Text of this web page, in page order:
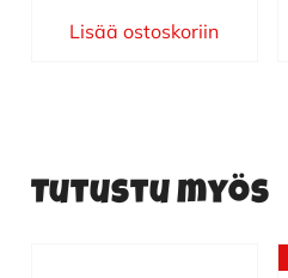
Lisää ostoskoriin
Tutustu myös